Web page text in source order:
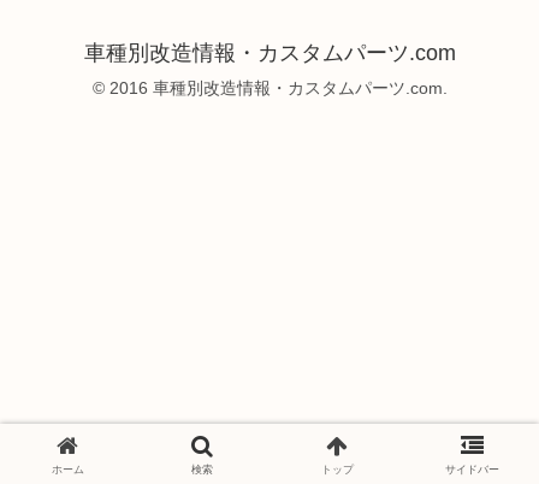
車種別改造情報・カスタムパーツ.com
© 2016 車種別改造情報・カスタムパーツ.com.
ホーム 検索 トップ サイドバー